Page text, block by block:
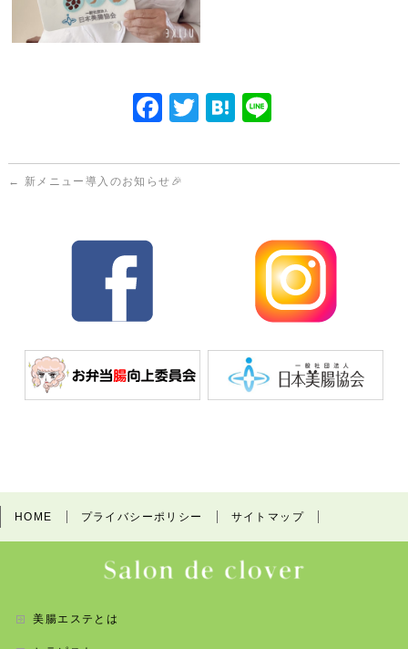
F
c
e
T
itt
H
e e
← 新メニュー導入のお知らせ🎉
HOME プライバシーポリシー サイトマップ
美腸エステとは